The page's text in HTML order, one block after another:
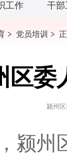
工作 干部
党员培训
区委
颍州
颍州